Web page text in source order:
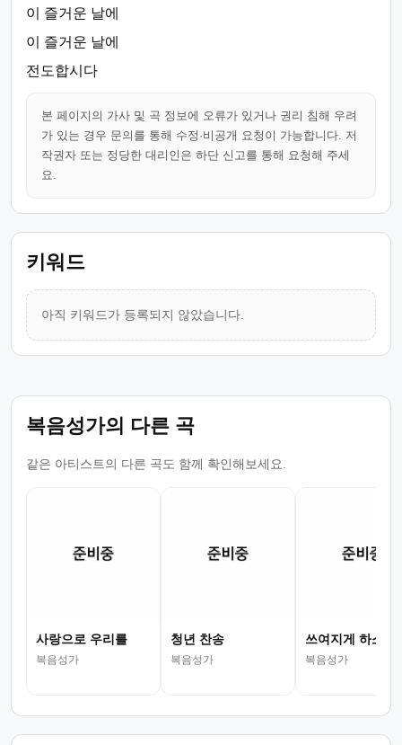
이 즐거운 날에
이 즐거운 날에
전도합시다
본 페이지의 가사 및 곡 정보에 오류가 있거나 권리 침해 우려
가 있는 경우 문의를 통해 수정·비공개 요청이 가능합니다. 저
작권자 또는 정당한 대리인은 하단 신고를 통해 요청해 주세
요.
키워드
아직 키워드가 등록되지 않았습니다.
복음성가의 다른 곡
같은 아티스트의 다른 곡도 함께 확인해보세요.
사랑으로 우리를
복음성가
청년 찬송
복음성가
쓰여지게 하소서
복음성가